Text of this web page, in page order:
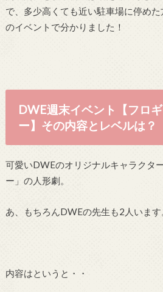
で、多少高くても近い駐車場に停め
のイベントで分かりました！
DWE週末イベント【フロ
ー】その内容とレベルは？
可愛いDWEのオリジナルキャラクタ
ー」の人形劇。
あ、もちろんDWEの先生も2人います
内容はというと・・